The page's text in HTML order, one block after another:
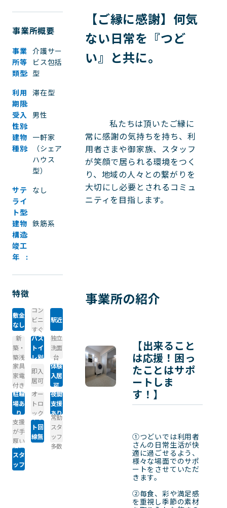
事業所概要
事業
所等
類型
介護サー
ビス包括
型
利用
期限
滞在型
受入
性別
男性
建物
種別
一軒家
（シェア
ハウス
型）
サテ
ライ
ト型
なし
建物
構造
鉄筋系
竣工
年
特徴
敷金
なし
コン
ビニ
すぐ
駅近
新
築・
築浅
バス
トイ
レ別
独立
洗面
台
家具
家電
付き
即入
居可
体験
入居
可
駐輪
場あ
り
オー
トロ
ック
夜間
支援
あり
支援
が手
厚い
ネッ
ト回
線無
常勤
スタ
ッフ
多数
宿直
スタ
ッフ
【ご縁に感謝】何気
ない日常を『つど
い』と共に。
常に感謝の気持ちを持ち、利
用者さまや御家族、スタッフ
が笑顔で居られる環境をつく
り、地域の人々との繋がりを
大切にし必要とされるコミュ
ニティを目指します。
事業所の紹介
【出来ること
は応援！困っ
たことはサポ
ートしま
す！】
①つどいでは利用者
さんの日常生活が快
適に過ごせるよう、
様々な場面でのサポ
ートをさせていただ
きます。
②毎食、彩や満足感
を重視し季節の素材